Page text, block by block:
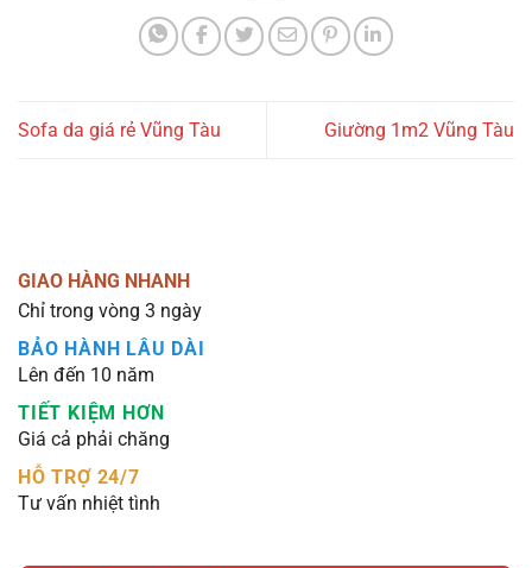
Sofa da giá rẻ Vũng Tàu Giường 1m2 Vũng Tàu
GIAO HÀNG NHANH
Chỉ trong vòng 3 ngày
BẢO HÀNH LÂU DÀI
Lên đến 10 năm
TIẾT KIỆM HƠN
Giá cả phải chăng
HỖ TRỢ 24/7
Tư vấn nhiệt tình